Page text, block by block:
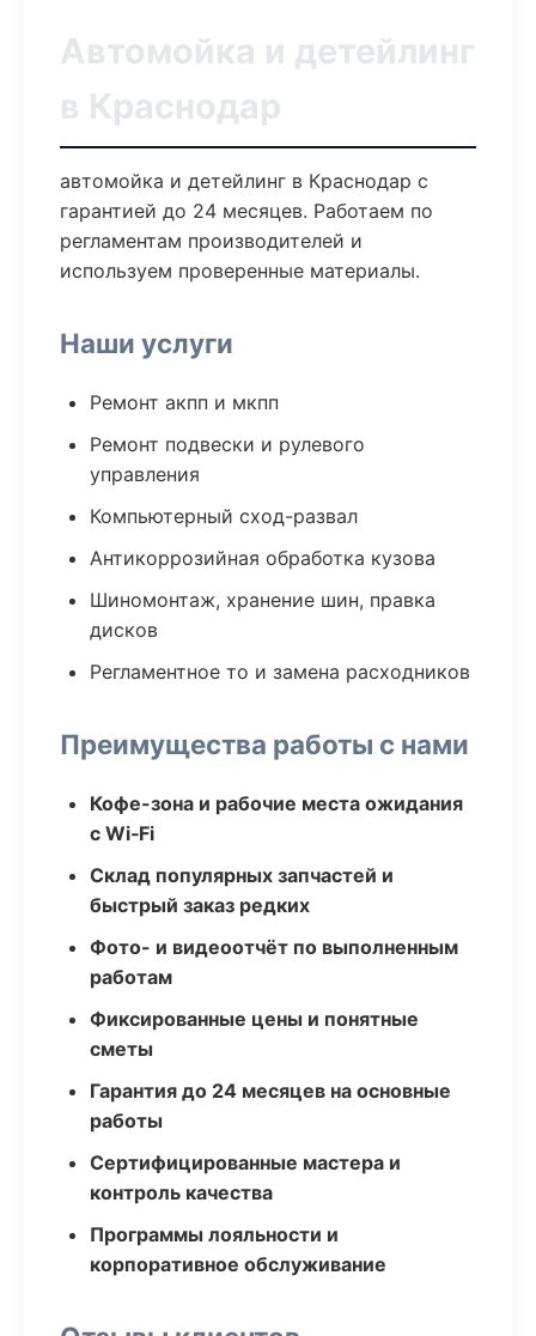
Автомойка и детейлинг
в Краснодар
автомойка и детейлинг в Краснодар с
гарантией до 24 месяцев. Работаем по
регламентам производителей и
используем проверенные материалы.
Наши услуги
Ремонт акпп и мкпп
Ремонт подвески и рулевого
управления
Компьютерный сход-развал
Антикоррозийная обработка кузова
Шиномонтаж, хранение шин, правка
дисков
Регламентное то и замена расходников
Преимущества работы с нами
Кофе-зона и рабочие места ожидания
с Wi‑Fi
Склад популярных запчастей и
быстрый заказ редких
Фото- и видеоотчёт по выполненным
работам
Фиксированные цены и понятные
сметы
Гарантия до 24 месяцев на основные
работы
Сертифицированные мастера и
контроль качества
Программы лояльности и
корпоративное обслуживание